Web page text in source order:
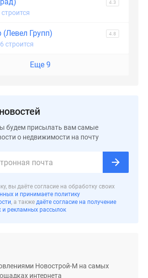
4.3
строится
(Левел Групп) 4.8
строится
Еще 9
будем присылать вам самые
о недвижимости на почту
вы даёте согласие на обработку своих
и принимаете политику
, а также даёте согласие на получение
рекламных рассылок
Новострой-М на самых
интернета